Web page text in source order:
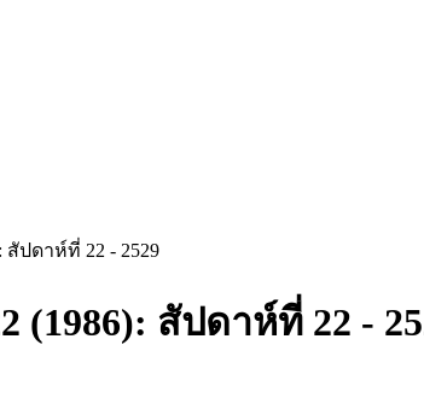
สัปดาห์ที่ 22 - 2529
(1986): สัปดาห์ที่ 22 -